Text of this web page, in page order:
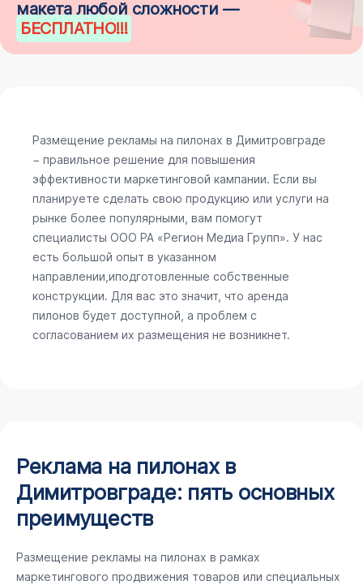
макета любой сложности —
БЕСПЛАТНО!!!
Размещение рекламы на пилонах в Димитровграде
− правильное решение для повышения
эффективности маркетинговой кампании. Если вы
планируете сделать свою продукцию или услуги на
рынке более популярными, вам помогут
специалисты ООО РА «Регион Медиа Групп». У нас
есть большой опыт в указанном
направлении,иподготовленные собственные
конструкции. Для вас это значит, что аренда
пилонов будет доступной, а проблем с
согласованием их размещения не возникнет.
Реклама на пилонах в
Димитровграде: пять основных
преимуществ
Размещение рекламы на пилонах в рамках
маркетингового продвижения товаров или специальных